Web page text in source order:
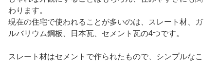
わります。
現在の住宅で使われることが多いのは、スレート材、ガ
ルバリウム鋼板、日本瓦、セメント瓦の4つです。
スレート材はセメントで作られたもので、シンプルなこ